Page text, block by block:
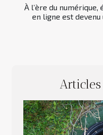
À l’ère du
en ligne est devenu